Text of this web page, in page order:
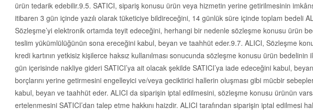
ürün tedarik edebilir.9.5. SATICI, sipariş konusu ürün veya hizmetin yerine getirilmesinin
itibaren 3 gün içinde yazılı olarak tüketiciye bildireceğini, 14 günlük süre içinde toplam bedeli
Sözleşme’yi elektronik ortamda teyit edeceğini, herhangi bir nedenle sözleşme konusu ürün
teslim yükümlülüğünün sona ereceğini kabul, beyan ve taahhüt eder.9.7. ALICI, Sözleşme
kredi kartının yetkisiz kişilerce haksız kullanılması sonucunda sözleşme konusu ürün
gün içerisinde nakliye gideri SATICI’ya ait olacak şekilde SATICI’ya iade edeceğini kabul,
borçlarını yerine getirmesini engelleyici ve/veya geciktirici hallerin oluşması gibi mücbir
kabul, beyan ve taahhüt eder. ALICI da siparişin iptal edilmesini, sözleşme konusu ürünün
ertelenmesini SATICI’dan talep etme hakkını haizdir. ALICI tarafından siparişin iptal edilmesi